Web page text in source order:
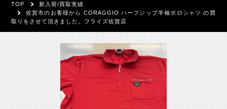
TOP
新入荷/買取実績
佐賀市のお客様から CORAGGIO ハーフジップ半袖ポロシャツ の買
取りをさせて頂きました。フライズ佐賀店